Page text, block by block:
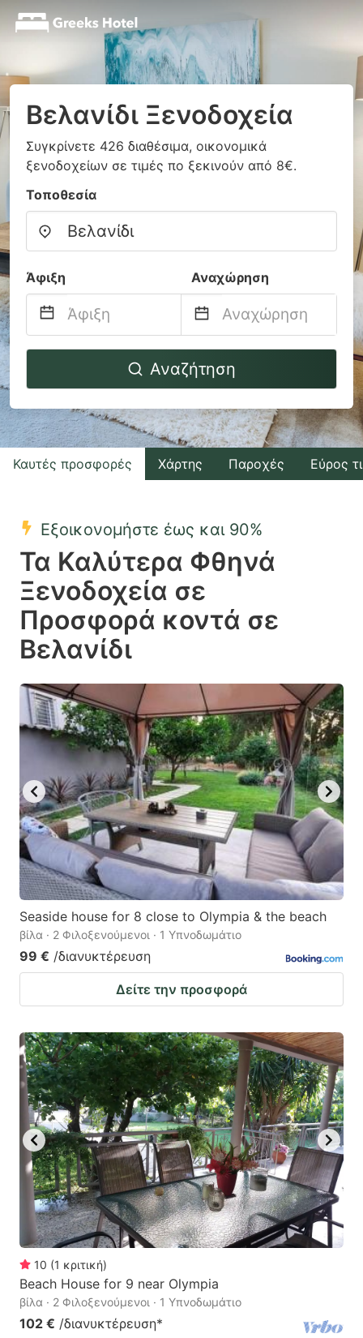
Βελανίδι Ξενοδοχεία
Συγκρίνετε 426 διαθέσιμα, οικονομικά
ξενοδοχείων σε τιμές πο ξεκινούν από 8€.
Τοποθεσία
Άφιξη Αναχώρηση
Navigate
to
interact
with
the
select
a
date.
Press
question
mark
key
to
get
the
keyboard
shortcuts
for
changing
dates.
Navigate
backward
to
interact
with
the
select
a
Press
mark
key
to
get
the
keyboard
shortcuts
for
changing
dates.
Αναζήτηση
Καυτές προσφορές Χάρτης Παροχές Εύρος
Εξοικονομήστε έως και 90%
Τα Καλύτερα Φθηνά
Ξενοδοχεία σε
Προσφορά κοντά σε
Βελανίδι
Seaside house for 8 close to Olympia & the beach
βίλα · 2 Φιλοξενούμενοι · 1 Υπνοδωμάτιο
99 € /διανυκτέρευση
Δείτε την προσφορά
10 (1 κριτική)
Beach House for 9 near Olympia
βίλα · 2 Φιλοξενούμενοι · 1 Υπνοδωμάτιο
102 € /διανυκτέρευση*